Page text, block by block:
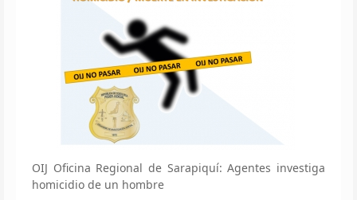
OIJ Oficina Regional de Sarapiquí: Agentes investiga
homicidio de un hombre